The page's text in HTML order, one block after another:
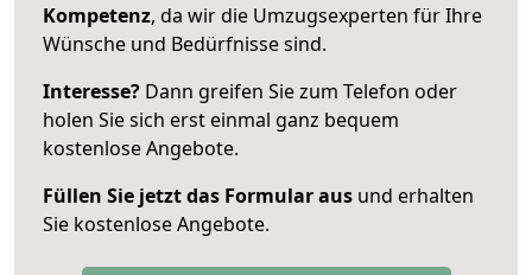
Kompetenz, da wir die Umzugsexperten für Ihre
Wünsche und Bedürfnisse sind.
Interesse? Dann greifen Sie zum Telefon oder
holen Sie sich erst einmal ganz bequem
kostenlose Angebote.
Füllen Sie jetzt das Formular aus und erhalten
Sie kostenlose Angebote.